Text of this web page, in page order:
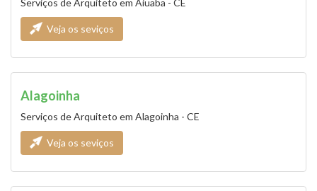
Serviços de Arquiteto em Aiuaba - CE
Veja os seviços
Alagoinha
Serviços de Arquiteto em Alagoinha - CE
Veja os seviços